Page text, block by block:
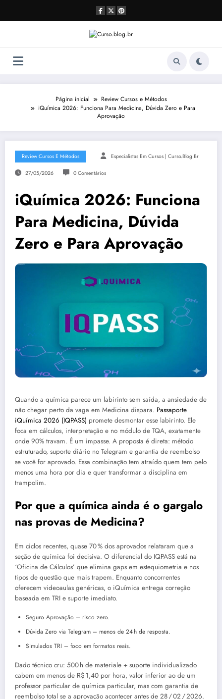
o
Página inicial
Review Cursos e Métodos
iQuímica 2026: Funciona Para Medicina, Dúvida Zero e Para
Aprovação
Review Cursos E Métodos Especialistas Em Cursos | Curso.blog.br
27/05/2026 0 Comentários
iQuímica 2026: Funciona
Para Medicina, Dúvida
Zero e Para Aprovação
Quando a química parece um labirinto sem saída, a ansiedade de
não chegar perto da vaga em Medicina dispara. Passaporte
iQuímica 2026 (IQPASS) promete desmontar esse labirinto. Ele
foca em cálculos, interpretação e no módulo de TQA, exatamente
onde 90% travam. É um impasse. A proposta é direta: método
estruturado, suporte diário no Telegram e garantia de reembolso
se você for aprovado. Essa combinação tem atraído quem tem pelo
menos uma hora por dia e quer transformar a disciplina em
trampolim.
Por que a química ainda é o gargalo
nas provas de Medicina?
Em ciclos recentes, quase 70 % dos aprovados relataram que a
seção de química foi decisiva. O diferencial do IQPASS está na
‘Oficina de Cálculos’ que elimina gaps em estequiometria e nos
tipos de questão que mais trapem. Enquanto concorrentes
oferecem videoaulas genéricas, o iQuímica entrega correção
baseada em TRI e suporte imediato.
Seguro Aprovação – risco zero.
Dúvida Zero via Telegram – menos de 24 h de resposta.
Simulados TRI – foco em formatos reais.
Dado técnico cru: 500 h de materiale + suporte individualizado
cabem em menos de R$ 1,40 por hora, valor inferior ao de um
professor particular de química particular, mas com garantia de
reembolso total se a aprovação acontecer antes de 28 / 02 / 2026.